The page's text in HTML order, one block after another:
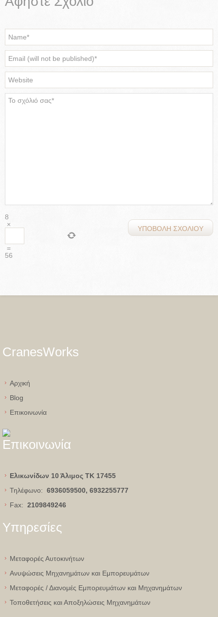
8
×
=
56
CranesWorks
Aρχική
Blog
Eπικοινωνία
Επικοινωνία
Ελικωνίδων 10 Άλιμος ΤΚ 17455
Τηλέφωνο: 6936059500, 6932255777
Fax: 2109849246
Υπηρεσίες
Μεταφορές Αυτοκινήτων
Ανυψώσεις Μηχανημάτων και Εμπορευμάτων
Μεταφορές / Διανομές Εμπορευμάτων και Μηχανημάτων
Τοποθετήσεις και Αποξηλώσεις Μηχανημάτων